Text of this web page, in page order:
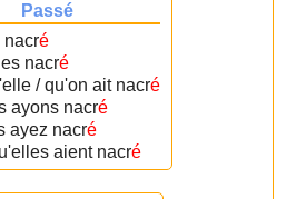
Passé
nacré
nacré
/ qu'on ait nacré
ayons nacré
ayez nacré
aient nacré